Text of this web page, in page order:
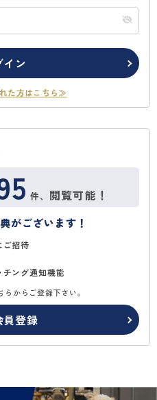
イン
た方はこちら≫
件、 閲覧可能！
がございます！
ご招待
ング通知機能
からご登録下さい。
登録